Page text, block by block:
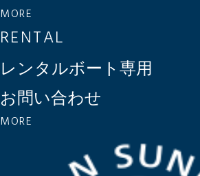
MORE
RENTAL
レンタルボート専用
お問い合わせ
MORE